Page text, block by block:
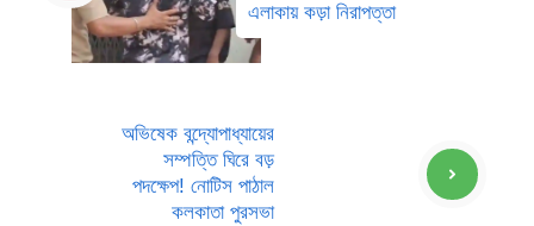
এলাকায় কড়া নিরাপত্তা
অভিষেক বন্দ্যোপাধ্যায়ের
সম্পত্তি ঘিরে বড়
পদক্ষেপ! নোটিস পাঠাল
কলকাতা পুরসভা